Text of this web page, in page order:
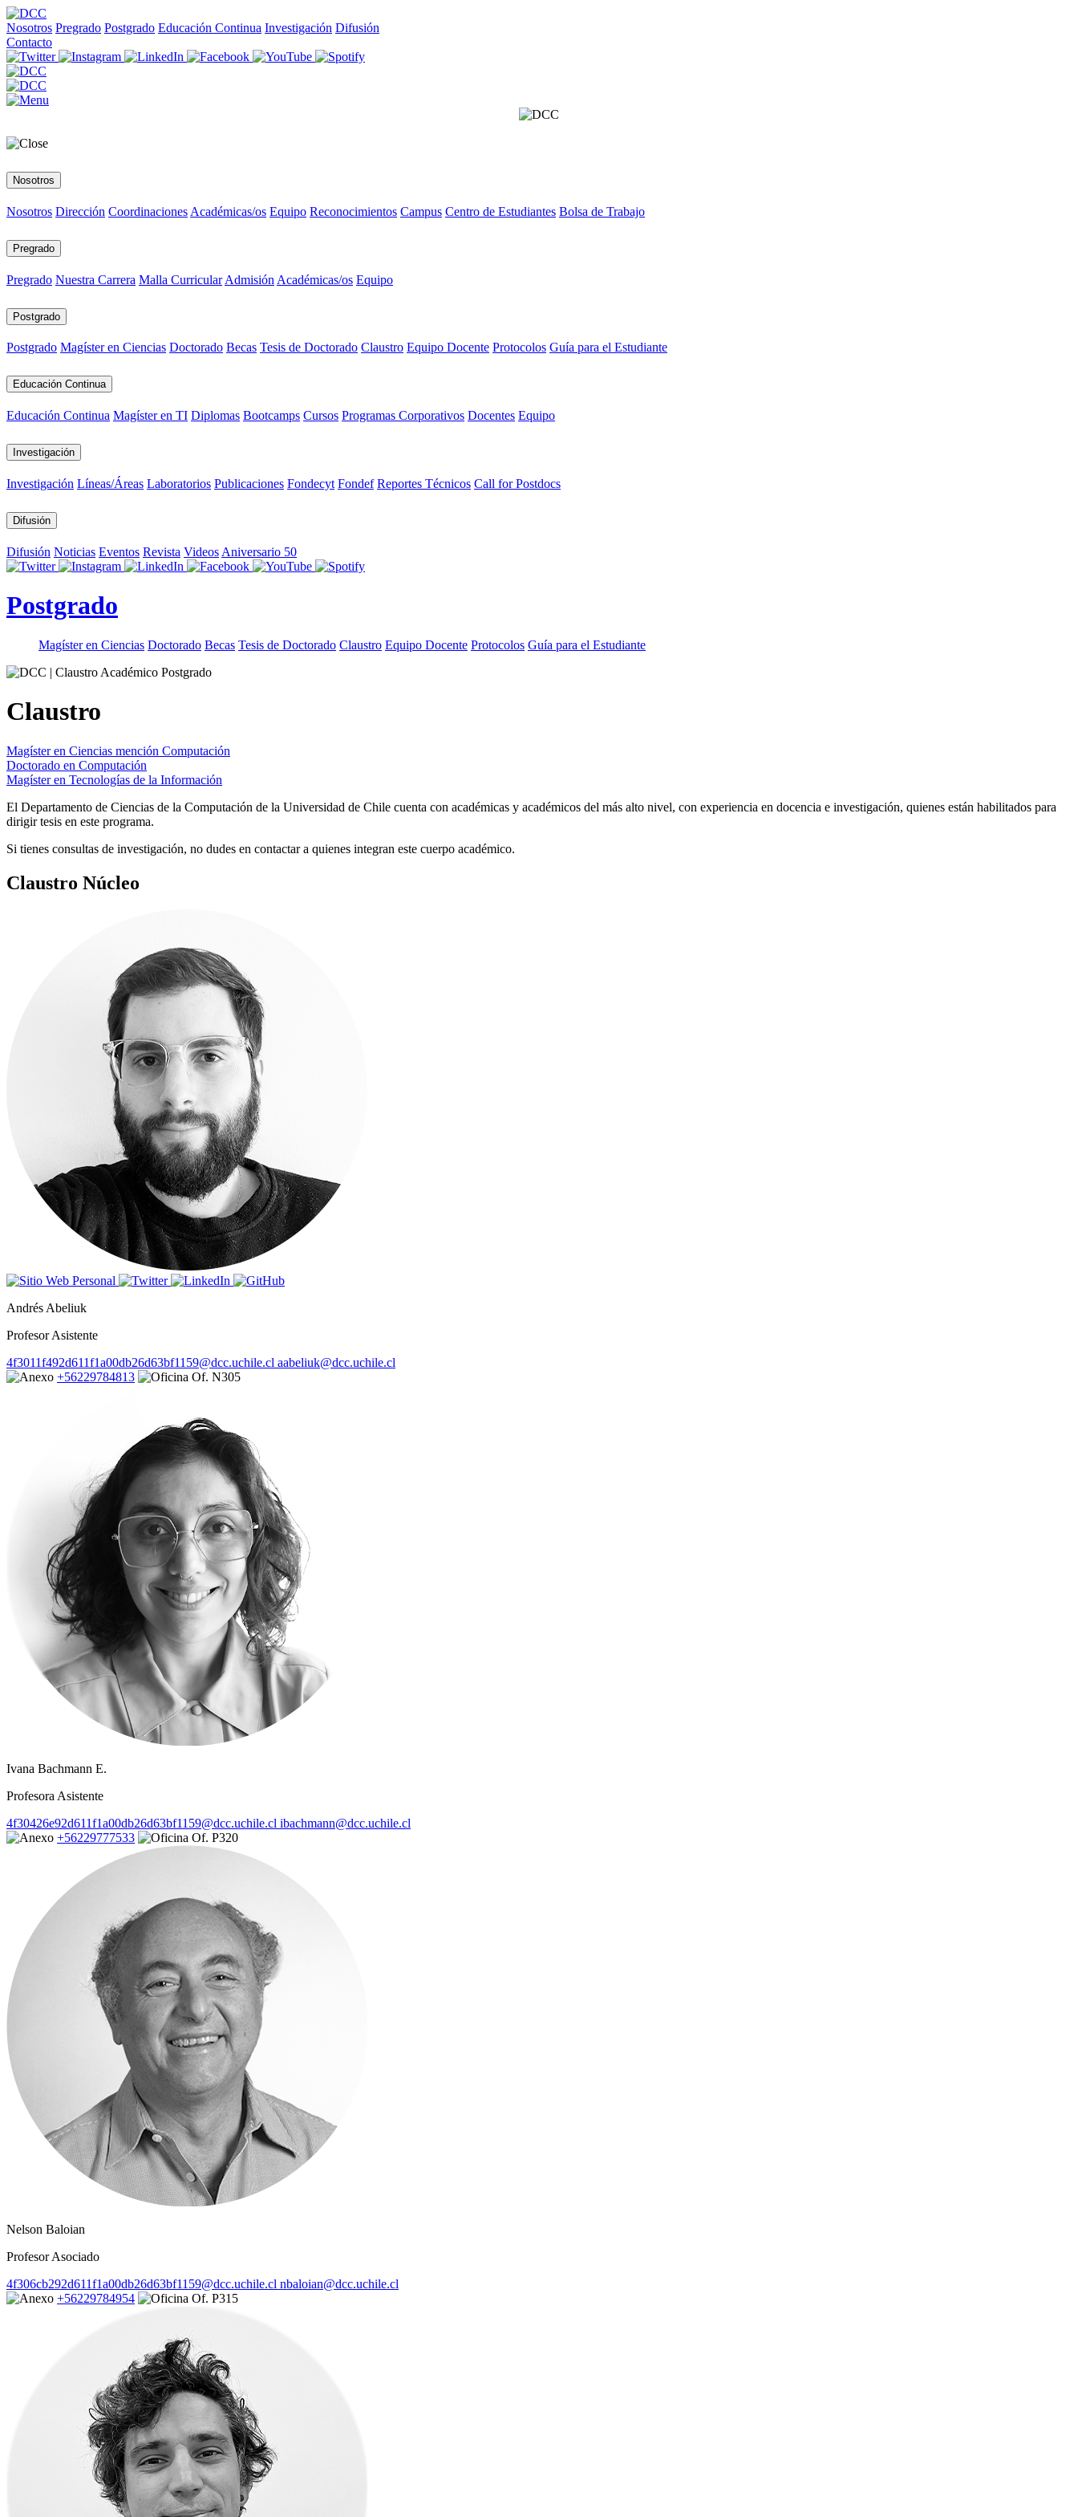
Nosotros Pregrado Postgrado Educación Continua Investigación Difusión
Contacto
Nosotros
Nosotros Dirección Coordinaciones Académicas/os Equipo Reconocimientos Campus Centro de Estudiantes Bolsa de Trabajo
Pregrado
Pregrado Nuestra Carrera Malla Curricular Admisión Académicas/os Equipo
Postgrado
Postgrado Magíster en Ciencias Doctorado Becas Tesis de Doctorado Claustro Equipo Docente Protocolos Guía para el Estudiante
Educación Continua
Educación Continua Magíster en TI Diplomas Bootcamps Cursos Programas Corporativos Docentes Equipo
Investigación
Investigación Líneas/Áreas Laboratorios Publicaciones Fondecyt Fondef Reportes Técnicos Call for Postdocs
Difusión
Difusión Noticias Eventos Revista Videos Aniversario 50
Postgrado
Magíster en Ciencias Doctorado Becas Tesis de Doctorado Claustro Equipo Docente Protocolos Guía para el Estudiante
Claustro
Magíster en Ciencias mención Computación
Doctorado en Computación
Magíster en Tecnologías de la Información
El Departamento de Ciencias de la Computación de la Universidad de Chile cuenta con académicas y académicos del más alto nivel, con experiencia en docencia e investigación, quienes están habilitados para
dirigir tesis en este programa.
Si tienes consultas de investigación, no dudes en contactar a quienes integran este cuerpo académico.
Claustro Núcleo
Andrés Abeliuk
Profesor Asistente
4f3011f492d611f1a00db26d63bf1159@dcc.uchile.cl aabeliuk@dcc.uchile.cl
+56229784813
Of. N305
Ivana Bachmann E.
Profesora Asistente
4f30426e92d611f1a00db26d63bf1159@dcc.uchile.cl ibachmann@dcc.uchile.cl
+56229777533
Of. P320
Nelson Baloian
Profesor Asociado
4f306cb292d611f1a00db26d63bf1159@dcc.uchile.cl nbaloian@dcc.uchile.cl
+56229784954
Of. P315